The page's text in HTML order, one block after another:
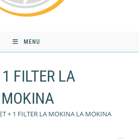
MENU
FILTER LA
+ 1 FILTER LA MOKINA LA MOKINA